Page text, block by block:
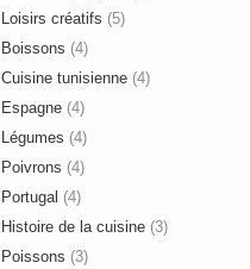
Loisirs créatifs (5)
Boissons (4)
Cuisine tunisienne (4)
Espagne (4)
Légumes (4)
Poivrons (4)
Portugal (4)
Histoire de la cuisine (3)
Poissons (3)